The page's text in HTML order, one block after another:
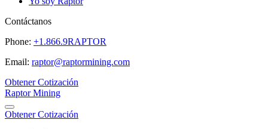
Contáctanos
Phone: +1.866.9RAPTOR
Email: raptor@raptormining.com
Obtener Cotización
Raptor Mining
Obtener Cotización